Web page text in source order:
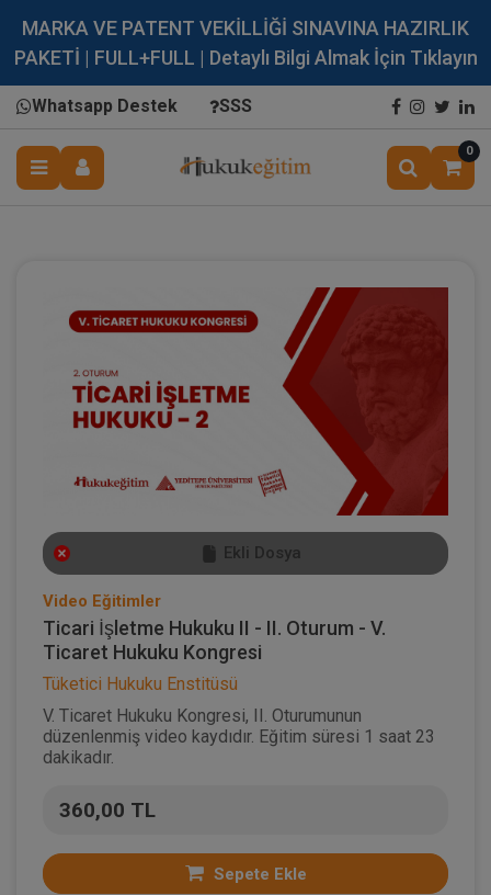
MARKA VE PATENT VEKİLLİĞİ SINAVINA HAZIRLIK
PAKETİ | FULL+FULL | Detaylı Bilgi Almak İçin Tıklayın
Whatsapp Destek SSS
0
Ekli Dosya
Video Eğitimler
Ticari İşletme Hukuku II - II. Oturum - V.
Ticaret Hukuku Kongresi
Tüketici Hukuku Enstitüsü
V. Ticaret Hukuku Kongresi, II. Oturumunun
düzenlenmiş video kaydıdır. Eğitim süresi 1 saat 23
dakikadır.
360,00 TL
Sepete Ekle